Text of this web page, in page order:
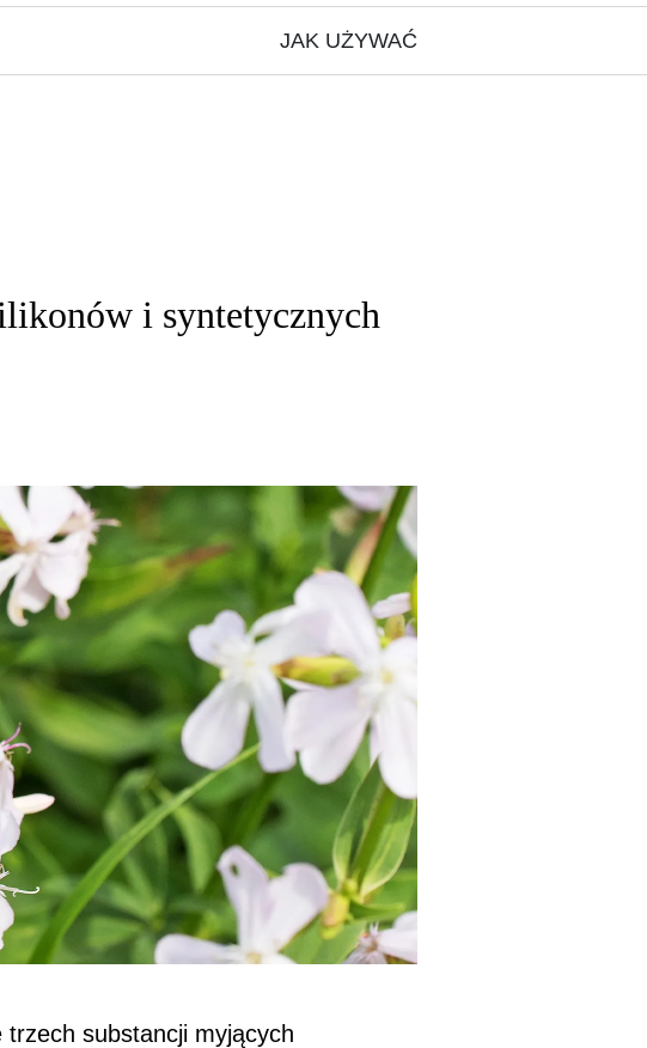
JAK UŻYWAĆ
i syntetycznych
trzech substancji myjących